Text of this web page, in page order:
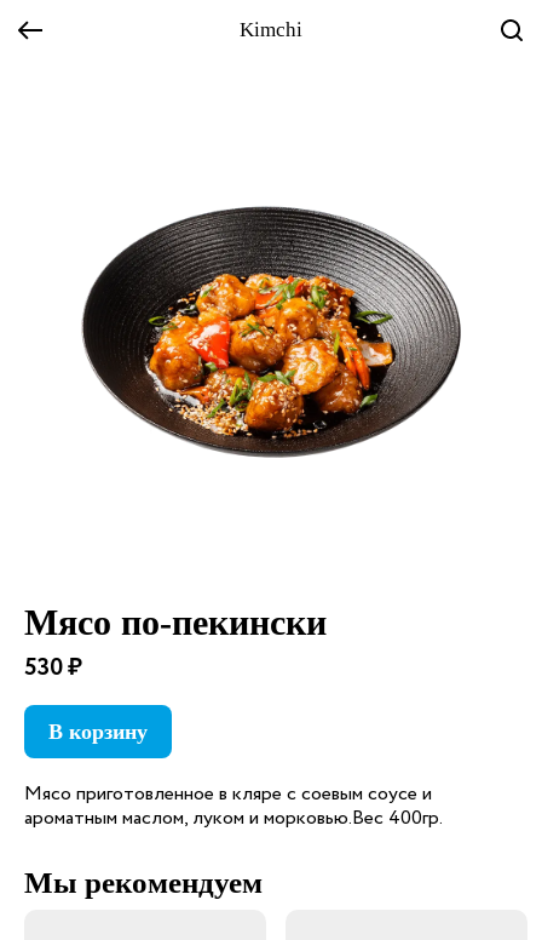
Kimchi
Мясо по-пекински
530 ₽
В корзину
Мясо приготовленное в кляре с соевым соусе и
ароматным маслом, луком и морковью.Вес 400гр.
Мы рекомендуем